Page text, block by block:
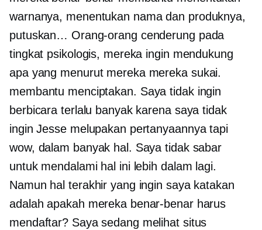
warnanya, menentukan nama dan produknya,
putuskan… Orang-orang cenderung pada
tingkat psikologis, mereka ingin mendukung
apa yang menurut mereka mereka sukai.
membantu menciptakan. Saya tidak ingin
berbicara terlalu banyak karena saya tidak
ingin Jesse melupakan pertanyaannya tapi
wow, dalam banyak hal. Saya tidak sabar
untuk mendalami hal ini lebih dalam lagi.
Namun hal terakhir yang ingin saya katakan
adalah apakah mereka benar-benar harus
mendaftar? Saya sedang melihat situs